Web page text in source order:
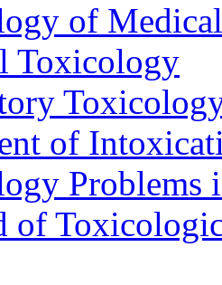
of
Toxicology
of
Problems
of